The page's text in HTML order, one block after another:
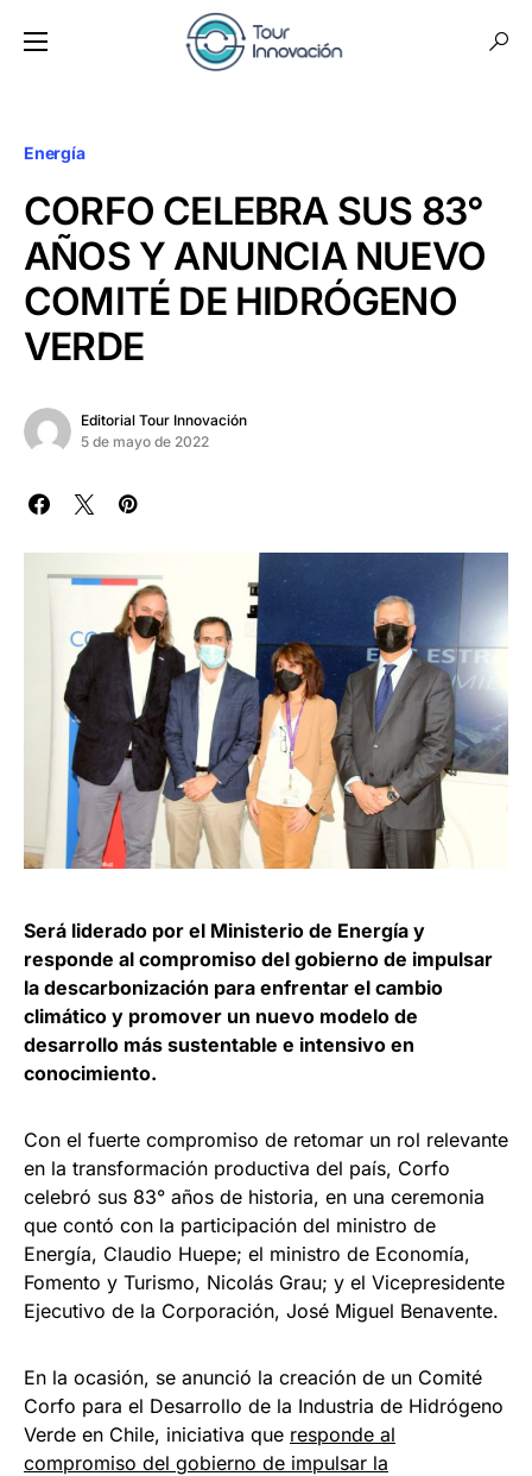
Energía
CORFO CELEBRA SUS 83°
AÑOS Y ANUNCIA NUEVO
COMITÉ DE HIDRÓGENO
VERDE
Editorial Tour Innovación
5 de mayo de 2022
Será liderado por el Ministerio de Energía y
responde al compromiso del gobierno de impulsar
la descarbonización para enfrentar el cambio
climático y promover un nuevo modelo de
desarrollo más sustentable e intensivo en
conocimiento.
Con el fuerte compromiso de retomar un rol relevante
en la transformación productiva del país, Corfo
celebró sus 83° años de historia, en una ceremonia
que contó con la participación del ministro de
Energía, Claudio Huepe; el ministro de Economía,
Fomento y Turismo, Nicolás Grau; y el Vicepresidente
Ejecutivo de la Corporación, José Miguel Benavente.
En la ocasión, se anunció la creación de un Comité
Corfo para el Desarrollo de la Industria de Hidrógeno
Verde en Chile, iniciativa que responde al
compromiso del gobierno de impulsar la